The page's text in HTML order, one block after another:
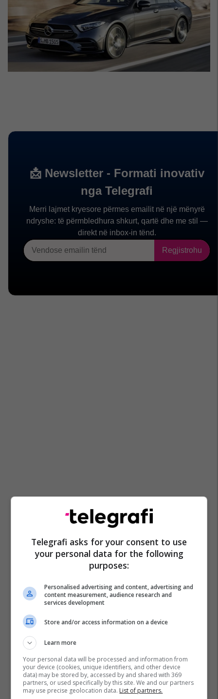
Telegrafi asks for your consent to use
your personal data for the following
purposes:
Personalised advertising and content, advertising and
content measurement, audience research and
services development
Store and/or access information on a device
Learn more
Your personal data will be processed and information from
your device (cookies, unique identifiers, and other device
data) may be stored by, accessed by and shared with 369
partners, or used specifically by this site. We and our partners
may use precise geolocation data. List of partners.